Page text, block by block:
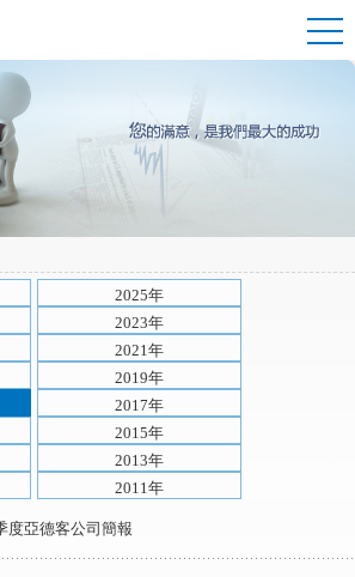
2025年
2023年
2021年
2019年
2017年
2015年
2013年
2011年
度亞德客公司簡報